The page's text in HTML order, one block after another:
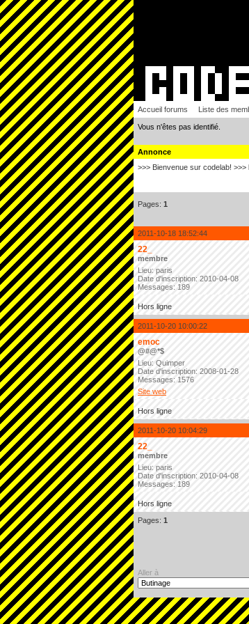
Accueil forums Liste des
Vous n'êtes pas identifié.
Annonce
>>> Bienvenue sur codelab! >>>
Pages: 1
2011-10-18 18:52:44
22_
membre
Lieu: paris
Date d'inscription: 2010-04-08
Messages: 189
Hors ligne
2011-10-20 10:00:22
emoc
@#@*$
Lieu: Quimper
Date d'inscription: 2008-01-28
Messages: 1576
Site web
Hors ligne
2011-10-20 10:04:29
22_
membre
Lieu: paris
Date d'inscription: 2010-04-08
Messages: 189
Hors ligne
Pages: 1
Aller à